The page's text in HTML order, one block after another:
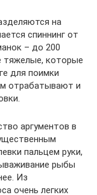
на
спиннинг от
– до 200
тяжелые, которые
для поимки
отрабатывают и
аргументов в
пальцем руки,
рыбы
Из
очень легких